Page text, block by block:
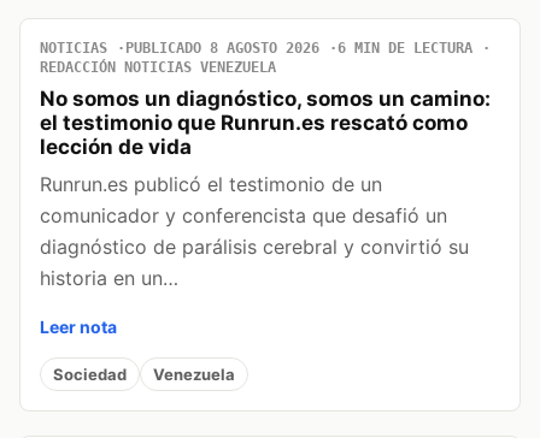
NOTICIAS PUBLICADO 8 AGOSTO 2026
6 MIN DE LECTURA
REDACCIÓN NOTICIAS VENEZUELA
No somos un diagnóstico, somos un camino:
el testimonio que Runrun.es rescató como
lección de vida
Runrun.es publicó el testimonio de un
comunicador y conferencista que desafió un
diagnóstico de parálisis cerebral y convirtió su
historia en un…
Leer nota
Sociedad Venezuela